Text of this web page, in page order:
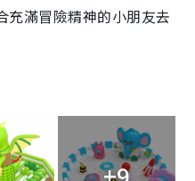
充滿冒險精神的小朋友去